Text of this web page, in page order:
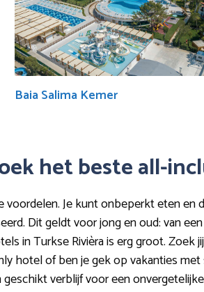
Baia Salima Kemer
het beste all-
voordelen. Je kunt onbeperkt eten
Dit geldt voor jong en oud: van
in Turkse Rivièra is erg groot.
hotel of ben je gek op vakanties
verblijf voor een